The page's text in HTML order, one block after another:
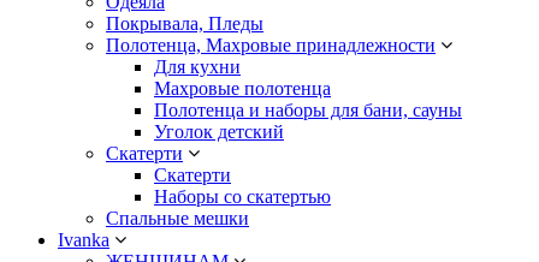
Покрывала, Пледы
Полотенца, Махровые принадлежности
Для кухни
Махровые полотенца
Полотенца и наборы для бани, сауны
Уголок детский
Скатерти
Скатерти
Наборы со скатертью
Спальные мешки
Ivanka